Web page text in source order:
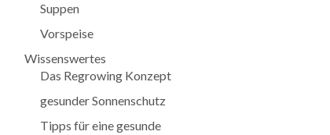
Suppen
Vorspeise
Wissenswertes
Das Regrowing Konzept
gesunder Sonnenschutz
Tipps für eine gesunde